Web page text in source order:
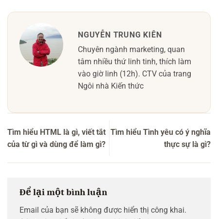
NGUYỄN TRUNG KIÊN
Chuyên ngành marketing, quan
tâm nhiều thứ linh tinh, thích làm
vào giờ linh (12h). CTV của trang
Ngôi nhà Kiến thức
Tìm hiểu HTML là gì, viết tắt
của từ gì và dùng để làm gì?
Tìm hiểu Tình yêu có ý nghĩa
thực sự là gì?
Để lại một bình luận
Email của bạn sẽ không được hiển thị công khai.